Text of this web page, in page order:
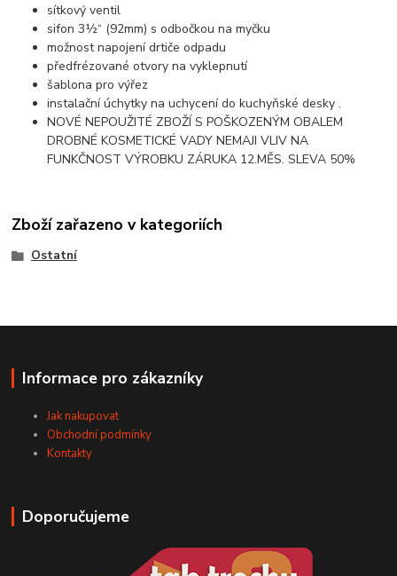
sítkový ventil
sifon 3½“ (92mm) s odbočkou na myčku
možnost napojení drtiče odpadu
předfrézované otvory na vyklepnutí
šablona pro výřez
instalační úchytky na uchycení do kuchyňské desky .
NOVÉ NEPOUŽITÉ ZBOŽÍ S POŠKOZENÝM OBALEM
DROBNÉ KOSMETICKÉ VADY NEMAJI VLIV NA
FUNKČNOST VÝROBKU ZÁRUKA 12.MĚS. SLEVA 50%
Zboží zařazeno v kategoriích
Ostatní
Informace pro zákazníky
Jak nakupovat
Obchodní podmínky
Kontakty
Doporučujeme